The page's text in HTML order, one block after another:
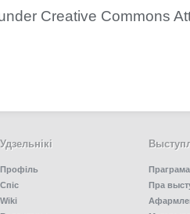
Creative Commons
Удзельнiкi
Профіль
Спiс
Wiki
Праграма
Пра